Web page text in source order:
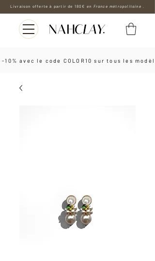
Livraison offerte à partir de 180€ en France métropolitaine .
-10% avec le code COLOR10 sur tous les